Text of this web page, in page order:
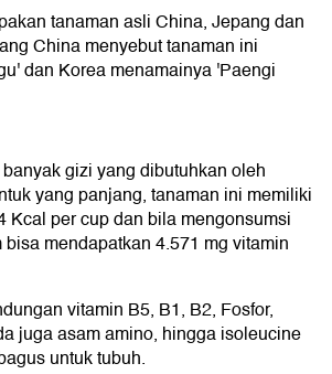
tanaman asli China, Jepang dan
China menyebut tanaman ini
dan Korea menamainya 'Paengi
gizi yang dibutuhkan oleh
yang panjang, tanaman ini memiliki
Kcal per cup dan bila mengonsumsi
mendapatkan 4.571 mg vitamin
vitamin B5, B1, B2, Fosfor,
juga asam amino, hingga isoleucine
untuk tubuh.